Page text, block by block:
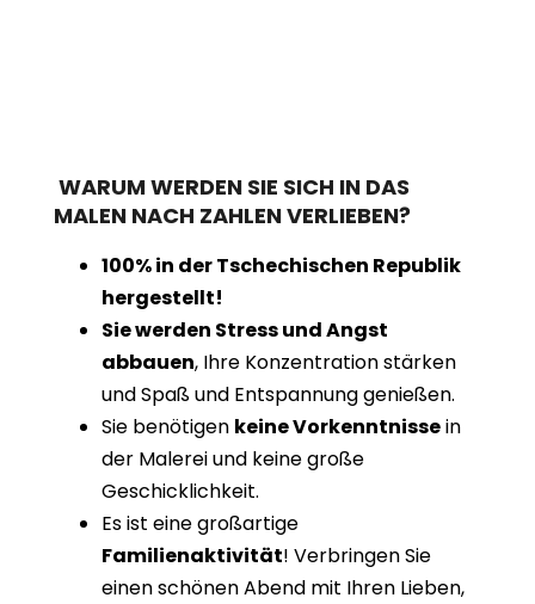
WARUM WERDEN SIE SICH IN DAS
MALEN NACH ZAHLEN VERLIEBEN?
100% in der Tschechischen Republik
hergestellt!
Sie werden Stress und Angst
abbauen, Ihre Konzentration stärken
und Spaß und Entspannung genießen.
Sie benötigen keine Vorkenntnissein
der Malerei und keine große
Geschicklichkeit.
Es ist eine großartige
Familienaktivität! Verbringen Sie
einen schönen Abend mit Ihren Lieben,